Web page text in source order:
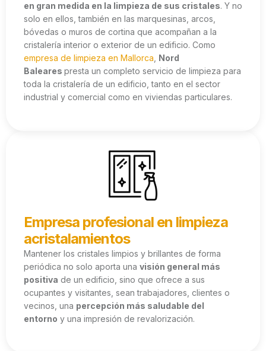
en gran medida en la limpieza de sus cristales. Y no
solo en ellos, también en las marquesinas, arcos,
bóvedas o muros de cortina que acompañan a la
cristalería interior o exterior de un edificio. Como
empresa de limpieza en Mallorca Nord
Baleares presta un completo servicio de limpieza para
toda la cristalería de un edificio, tanto en el sector
industrial y comercial como en viviendas particulares.
Empresa profesional en limpieza
acristalamientos
Mantener los cristales limpios y brillantes de forma
periódica no solo aporta una visión general más
positiva de un edificio, sino que ofrece a sus
ocupantes y visitantes, sean trabajadores, clientes o
vecinos, una percepción más saludable del
entorno y una impresión de revalorización.